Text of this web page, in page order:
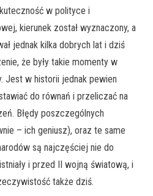
w polityce i
kierunek został wyznaczony, a
jednak kilka dobrych lat i dziś
że były takie momenty w
Jest w historii jednak pewien
do równań i przeliczać na
Błędy poszczególnych
– ich geniusz), oraz te same
są najczęściej nie do
i przed II wojną światową, i
także dziś.